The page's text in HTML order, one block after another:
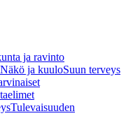
ja ravinto
Näkö ja kuuloSuun terveys
Tulevaisuuden